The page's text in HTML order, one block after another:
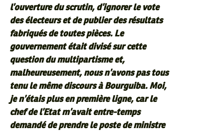
l’ouverture du scrutin, d’ignorer le vote
des électeurs et de publier des résultats
fabriqués de toutes pièces. Le
gouvernement était divisé sur cette
question du multipartisme et,
malheureusement, nous n’avons pas tous
tenu le même discours à Bourguiba. Moi,
je n’étais plus en première ligne, car le
chef de l’Etat m’avait entre-temps
demandé de prendre le poste de ministre